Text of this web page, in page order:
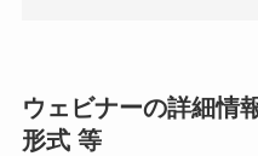
ウェビナーの詳細情
形式 等